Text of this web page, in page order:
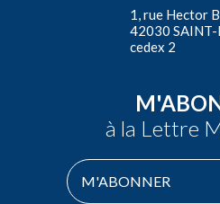
1, rue Hector
42030 SAINT-
cedex 2
à la Lettre
M'ABONNER